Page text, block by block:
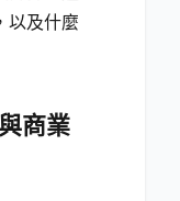
以及什麼
商業